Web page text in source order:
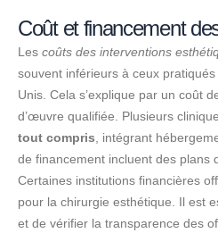
Coût et financement
Les coûts des interventions
souvent inférieurs à ceux
Unis. Cela s’explique par un coût
d’œuvre qualifiée. Plusieurs
tout compris , intégrant
de financement incluent des plans
Certaines institutions financières
pour la chirurgie esthétique. Il est
et de vérifier la transparence des